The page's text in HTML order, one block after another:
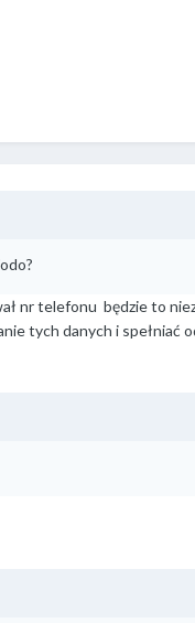
nr telefonu będzie to
tych danych i spełniać